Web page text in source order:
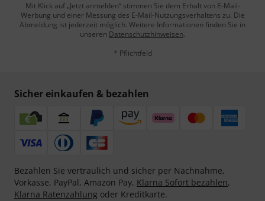
Mit Klick auf „Jetzt anmelden“ stimmen Sie dem Erhalt von E-Mail-
Werbung und einer Messung des E-Mail-Nutzungsverhaltens zu. Die
Abmeldung ist jederzeit möglich. Weitere Informationen finden Sie in
unseren Datenschutzhinweisen.
* Pflichtfeld
Sicher einkaufen & bezahlen
Bezahlen Sie vertraulich und sicher per Nachnahme,
Vorkasse, PayPal, Amazon Pay, Klarna Sofort bezahlen,
Klarna Ratenzahlung oder Kreditkarte.